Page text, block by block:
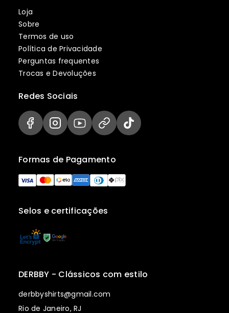
Loja
Sobre
Termos de uso
Política de Privacidade
Perguntas frequentes
Trocas e Devoluções
Selos e certificações
Formas de Pagamento
Redes Sociais
DERBBY - Clássicos com estilo
derbbyshirts@gmail.com
Rio de Janeiro, RJ